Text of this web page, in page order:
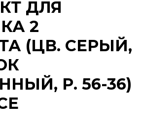
ДЛЯ
2
(ЦВ. СЕРЫЙ,
Р. 56-36)